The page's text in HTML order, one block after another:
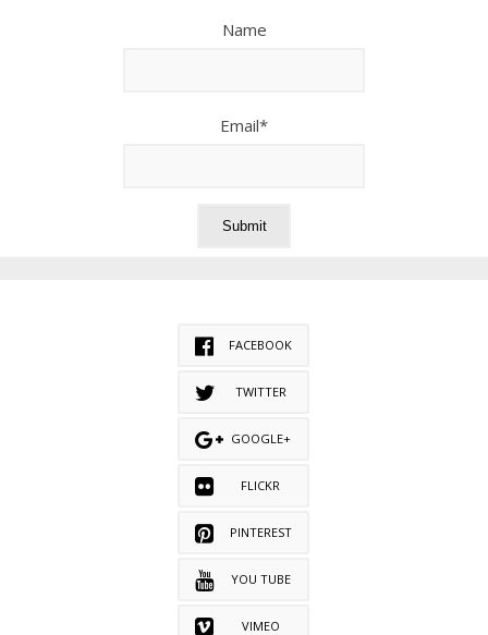
Name
Email*
FACEBOOK
TWITTER
GOOGLE+
FLICKR
PINTEREST
YOU TUBE
VIMEO